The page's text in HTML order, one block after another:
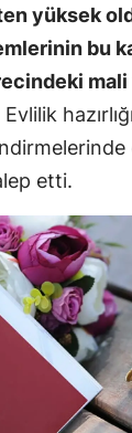
yüksek
bu
Evlilik
etti.